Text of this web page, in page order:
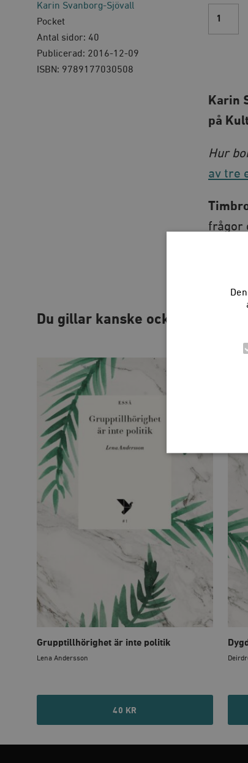
Karin Svanborg-Sjövall
Pocket
Antal sidor: 40
Publicerad: 2016-12-09
ISBN: 9789177030508
staten
quantity
Karin
på
Hur
av tre
frågor
Du gillar kanske också…
Grupptillhörighet är inte politik
Lena Andersson
40 KR
Strikt
utan strikt
Namn
_hjFirstSeen